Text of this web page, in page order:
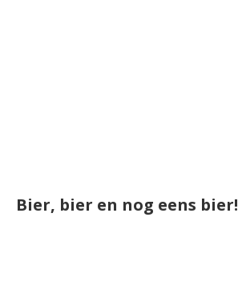
Bier, bier en nog eens bier!